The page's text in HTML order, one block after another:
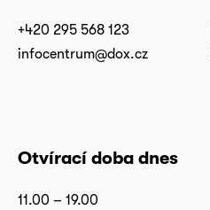
+420 295 568 123
infocentrum@dox.cz
Otvírací doba dnes
11.00 – 19.00